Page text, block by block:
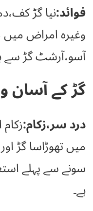
فوائد:نیا گڑ
وغیرہ امراض
آسو،آرشٹ گڑ سے
گڑ کے آسان
درد سر،زکام:
میں تھوڑاسا گڑ
سونے سے پہلے
ہے۔